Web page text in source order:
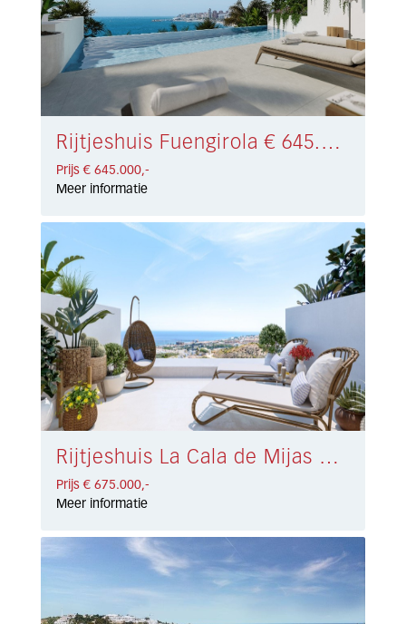
Rijtjeshuis Fuengirola € 645.000,-
Prijs € 645.000,-
Meer informatie
Rijtjeshuis La Cala de Mijas € 675.000,-
Prijs € 675.000,-
Meer informatie